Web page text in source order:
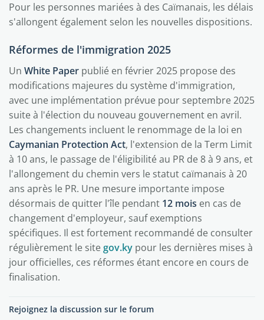
Pour les personnes mariées à des Caïmanais, les délais
s'allongent également selon les nouvelles dispositions.
Réformes de l'immigration 2025
Un White Paper publié en février 2025 propose des
modifications majeures du système d'immigration,
avec une implémentation prévue pour septembre 2025
suite à l'élection du nouveau gouvernement en avril.
Les changements incluent le renommage de la loi en
Caymanian Protection Act, l'extension de la Term Limit
à 10 ans, le passage de l'éligibilité au PR de 8 à 9 ans, et
l'allongement du chemin vers le statut caïmanais à 20
ans après le PR. Une mesure importante impose
désormais de quitter l'île pendant 12 mois en cas de
changement d'employeur, sauf exemptions
spécifiques. Il est fortement recommandé de consulter
régulièrement le sitegov.ky pour les dernières mises à
jour officielles, ces réformes étant encore en cours de
finalisation.
Rejoignez la discussion sur le forum